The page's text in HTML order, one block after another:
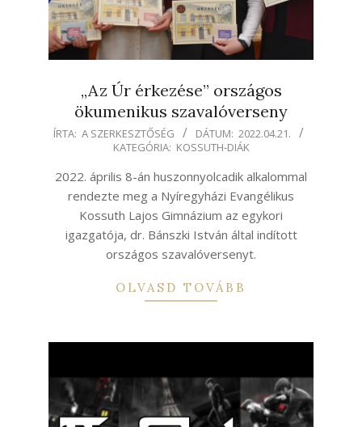
„Az Úr érkezése” országos
ökumenikus szavalóverseny
2022-
21
ÍRTA: A SZERKESZTŐSÉG DÁTUM: 2022.04.21.
KATEGÓRIA: KOSSUTH-DIÁK
2022. április 8-án huszonnyolcadik alkalommal
rendezte meg a Nyíregyházi Evangélikus
Kossuth Lajos Gimnázium az egykori
igazgatója, dr. Bánszki István által indított
országos szavalóversenyt.
OLVASD TOVÁBB